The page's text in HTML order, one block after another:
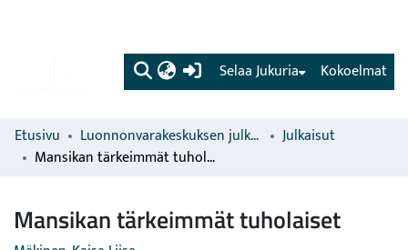
(current) Kokoelmat
Selaa Jukuria
Etusivu Luonnonvarakeskuksen julkaisut
Julkaisut
Mansikan tärkeimmät tuholaiset
Mansikan tärkeimmät tuholaiset